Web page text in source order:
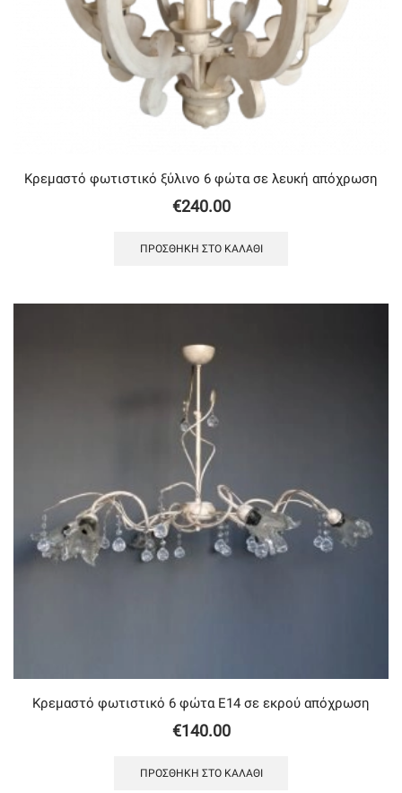
Κρεμαστό φωτιστικό ξύλινο 6 φώτα σε λευκή απόχρωση
€240.00
ΠΡΟΣΘΉΚΗ ΣΤΟ ΚΑΛΆΘΙ
Κρεμαστό φωτιστικό 6 φώτα Ε14 σε εκρού απόχρωση
€140.00
ΠΡΟΣΘΉΚΗ ΣΤΟ ΚΑΛΆΘΙ